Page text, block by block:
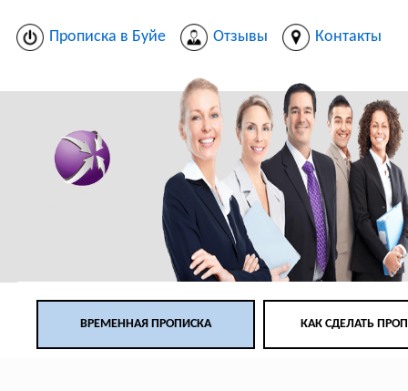
Прописка в Буйе Отзывы Контакты
ВРЕМЕННАЯ ПРОПИСКА КАК СДЕЛАТЬ